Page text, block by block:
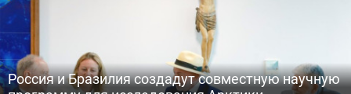
Россия и Бразилия создадут совместную научную